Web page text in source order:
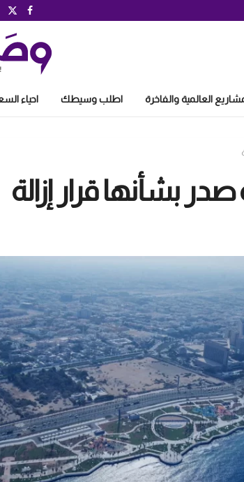
العالمية والفاخرة اطلب وسيطك احياء
بشأنها قرار إزالة